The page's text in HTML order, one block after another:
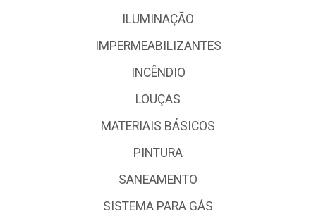
ILUMINAÇÃO
IMPERMEABILIZANTES
INCÊNDIO
LOUÇAS
MATERIAIS BÁSICOS
PINTURA
SANEAMENTO
SISTEMA PARA GÁS